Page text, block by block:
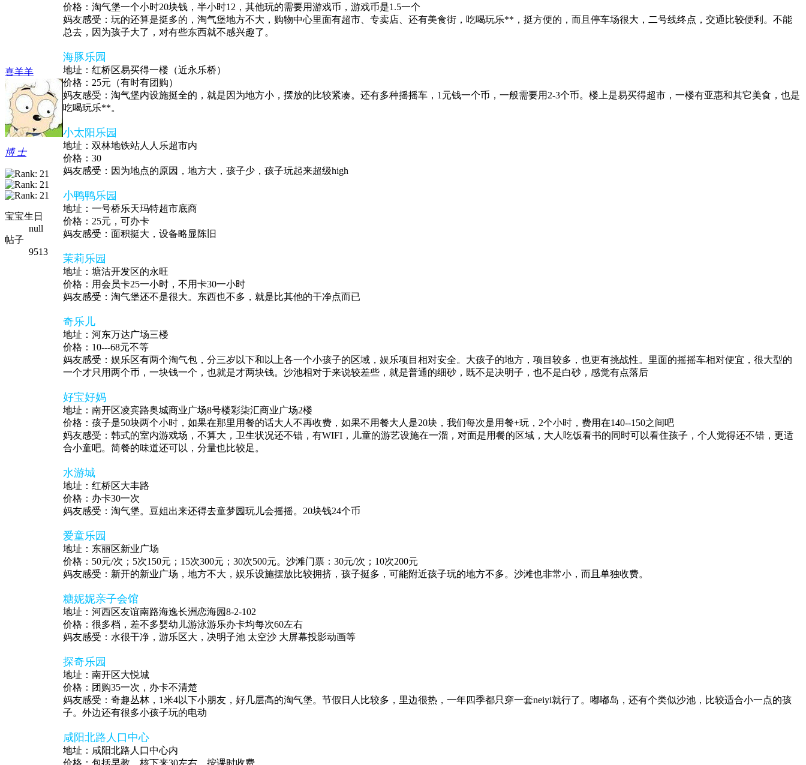
喜羊羊
博 士
宝宝生日
null
帖子
9513
价格：淘气堡一个小时20块钱，半小时12，其他玩的需要用游戏币，游戏币是1.5一个
妈友感受：玩的还算是挺多的，淘气堡地方不大，购物中心里面有超市、专卖店、还有美食街，吃喝玩乐**，挺方便的，而且停车场很大，二号线终点，交通比较便利。不能
总去，因为孩子大了，对有些东西就不感兴趣了。
海豚乐园
地址：红桥区易买得一楼（近永乐桥）
价格：25元（有时有团购）
妈友感受：淘气堡内设施挺全的，就是因为地方小，摆放的比较紧凑。还有多种摇摇车，1元钱一个币，一般需要用2-3个币。楼上是易买得超市，一楼有亚惠和其它美食，也是
吃喝玩乐**。
小太阳乐园
地址：双林地铁站人人乐超市内
价格：30
妈友感受：因为地点的原因，地方大，孩子少，孩子玩起来超级high
小鸭鸭乐园
地址：一号桥乐天玛特超市底商
价格：25元，可办卡
妈友感受：面积挺大，设备略显陈旧
茉莉乐园
地址：塘沽开发区的永旺
价格：用会员卡25一小时，不用卡30一小时
妈友感受：淘气堡还不是很大。东西也不多，就是比其他的干净点而已
奇乐儿
地址：河东万达广场三楼
价格：10---68元不等
妈友感受：娱乐区有两个淘气包，分三岁以下和以上各一个小孩子的区域，娱乐项目相对安全。大孩子的地方，项目较多，也更有挑战性。里面的摇摇车相对便宜，很大型的
一个才只用两个币，一块钱一个，也就是才两块钱。沙池相对于来说较差些，就是普通的细砂，既不是决明子，也不是白砂，感觉有点落后
好宝好妈
地址：南开区凌宾路奥城商业广场8号楼彩柒汇商业广场2楼
价格：孩子是50块两个小时，如果在那里用餐的话大人不再收费，如果不用餐大人是20块，我们每次是用餐+玩，2个小时，费用在140--150之间吧
妈友感受：韩式的室内游戏场，不算大，卫生状况还不错，有WIFI，儿童的游艺设施在一溜，对面是用餐的区域，大人吃饭看书的同时可以看住孩子，个人觉得还不错，更适
合小童吧。简餐的味道还可以，分量也比较足。
水游城
地址：红桥区大丰路
价格：办卡30一次
妈友感受：淘气堡。豆姐出来还得去童梦园玩儿会摇摇。20块钱24个币
爱童乐园
地址：东丽区新业广场
价格：50元/次；5次150元；15次300元；30次500元。沙滩门票：30元/次；10次200元
妈友感受：新开的新业广场，地方不大，娱乐设施摆放比较拥挤，孩子挺多，可能附近孩子玩的地方不多。沙滩也非常小，而且单独收费。
糖妮妮亲子会馆
地址：河西区友谊南路海逸长洲恋海园8-2-102
价格：很多档，差不多婴幼儿游泳游乐办卡均每次60左右
妈友感受：水很干净，游乐区大，决明子池 太空沙 大屏幕投影动画等
探奇乐园
地址：南开区大悦城
价格：团购35一次，办卡不清楚
妈友感受：奇趣丛林，1米4以下小朋友，好几层高的淘气堡。节假日人比较多，里边很热，一年四季都只穿一套neiyi就行了。嘟嘟岛，还有个类似沙池，比较适合小一点的孩
子。外边还有很多小孩子玩的电动
咸阳北路人口中心
地址：咸阳北路人口中心内
价格：包括早教，核下来30左右。按课时收费